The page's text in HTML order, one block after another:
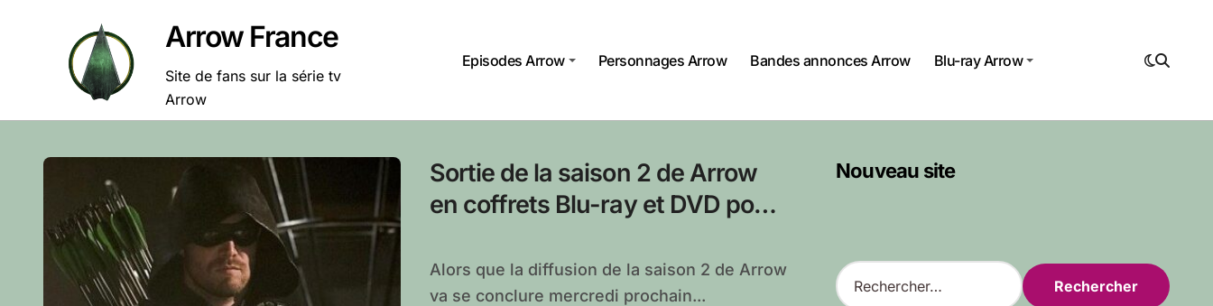
Arrow France
Site de fans sur la série tv
Arrow
Episodes Arrow Personnages Arrow Bandes annonces Arrow Blu-ray Arrow
Sortie de la saison 2 de Arrow
en coffrets Blu-ray et DVD pour
Alors que la diffusion de la saison 2 de Arrow
va se conclure mercredi prochain...
Nouveau site
R
e